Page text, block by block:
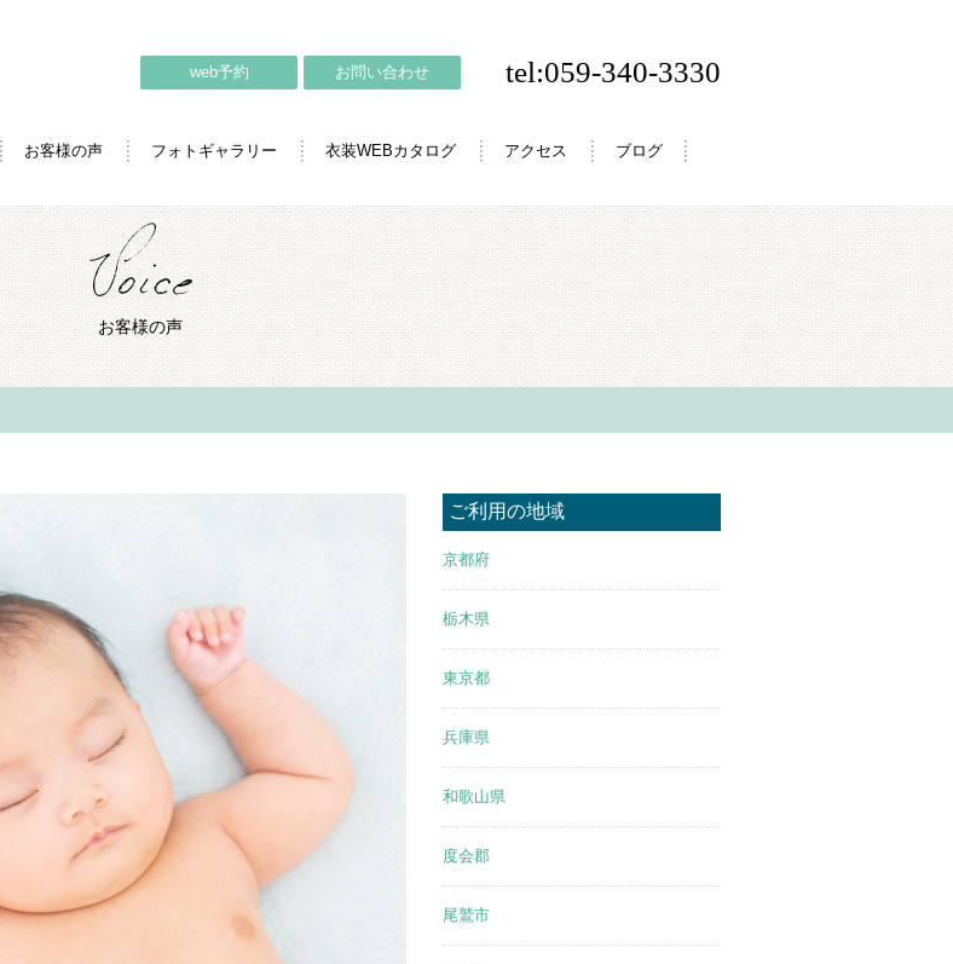
お客様の声 フォトギャラリー 衣装WEBカタログ アクセス ブログ
web予約 お問い合わせ tel:059-340-3330
お客様の声
ご利用の地域
京都府
栃木県
東京都
兵庫県
和歌山県
度会郡
尾鷲市